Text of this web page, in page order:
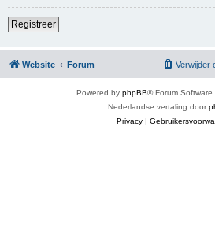
Registreer
Website Forum Verwijder
Powered by phpBB® Forum
Nederlandse vertaling door
Privacy |